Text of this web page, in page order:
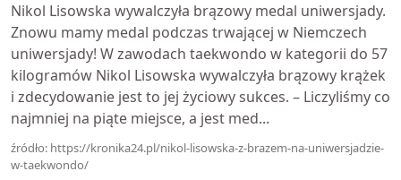
Nikol Lisowska wywalczyła brązowy medal uniwersjady.
Znowu mamy medal podczas trwającej w Niemczech
uniwersjady! W zawodach taekwondo w kategorii do 57
kilogramów Nikol Lisowska wywalczyła brązowy krążek
i zdecydowanie jest to jej życiowy sukces. – Liczyliśmy co
najmniej na piąte miejsce, a jest med...
źródło: https://kronika24.pl/nikol-lisowska-z-brazem-na-uniwersjadzie-
w-taekwondo/